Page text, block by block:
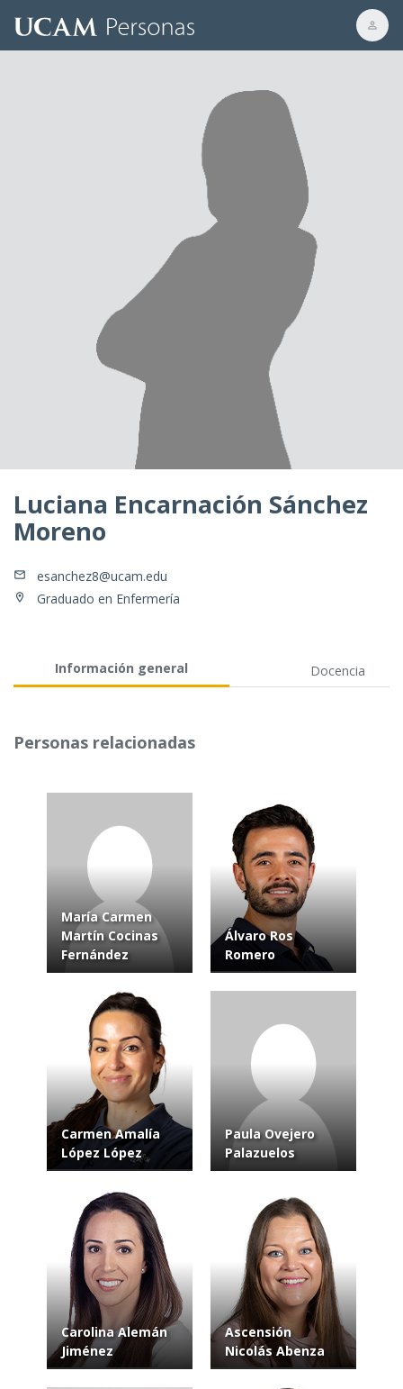
Luciana Encarnación Sánchez
Moreno
esanchez8@ucam.edu
Graduado en Enfermería
Información general Docencia
Personas relacionadas
María Carmen
Martín Cocinas
Fernández
Álvaro Ros
Romero
Carmen Amalía
López López
Paula Ovejero
Palazuelos
Carolina Alemán
Jiménez
Ascensión
Nicolás Abenza